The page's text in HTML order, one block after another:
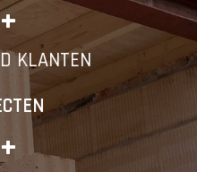
+
KLANTEN
+